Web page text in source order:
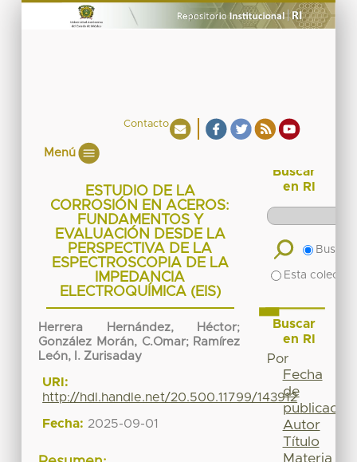
Contacto
Menú
ESTUDIO DE LA
CORROSIÓN EN ACEROS:
FUNDAMENTOS Y
EVALUACIÓN DESDE LA
PERSPECTIVA DE LA
ESPECTROSCOPIA DE LA
IMPEDANCIA
ELECTROQUÍMICA (EIS)
Herrera Hernández, Héctor;
González Morán, C.Omar; Ramírez
León, I. Zurisaday
URI:
http://hdl.handle.net/20.500.11799/143912
Fecha: 2025-09-01
Buscar
en RI
Buscar
Esta
Buscar
en RI
Por
Fecha
de
publicación
Autor
Título
Materia